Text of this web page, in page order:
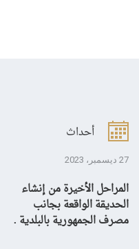
أحداث
27 ديسمبر، 2023
المراحل الأخيرة من إنشاء
الحديقة الواقعة بجانب
مصرف الجمهورية بالبلدية .